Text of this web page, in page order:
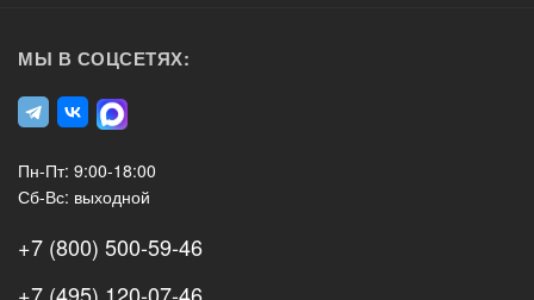
МЫ В СОЦСЕТЯХ:
Пн-Пт: 9:00-18:00
Сб-Вс: выходной
+7 (800) 500-59-46